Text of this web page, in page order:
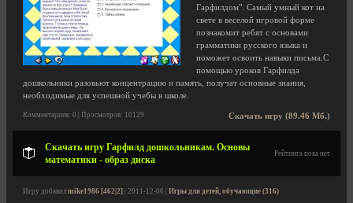
Гарфилдом". Самый умный кот на
свете в веселой игровой форме
познакомит ребят с основами
грамматики русского языка и
поможет освоить навыки письма.С
помощью уроков Гарфилда
дошкольники разовьют концентрацию и память, получат основные знания,
необходимые для успешной учебы в школе.
Скачать игру (89.46 Мб.)
Комментариев: 0 | Просмотров: 10129
Скачать игру Гарфилд дошкольникам. Основы
математики - образ диска
Рейтинга пока нет
Игру добавил mike1986 [462|2] | 2011-12-06 | Игры для детей, обучающие (316)